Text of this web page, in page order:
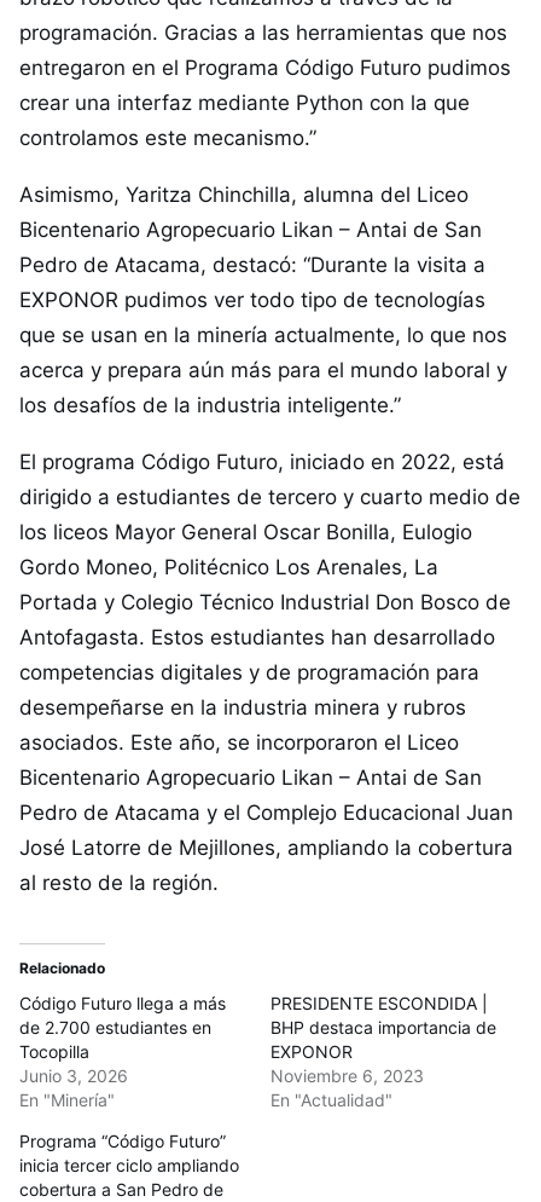
programación. Gracias a las herramientas que nos
entregaron en el Programa Código Futuro pudimos
crear una interfaz mediante Python con la que
controlamos este mecanismo.”
Asimismo, Yaritza Chinchilla, alumna del Liceo
Bicentenario Agropecuario Likan – Antai de San
Pedro de Atacama, destacó: “Durante la visita a
EXPONOR pudimos ver todo tipo de tecnologías
que se usan en la minería actualmente, lo que nos
acerca y prepara aún más para el mundo laboral y
los desafíos de la industria inteligente.”
El programa Código Futuro, iniciado en 2022, está
dirigido a estudiantes de tercero y cuarto medio de
los liceos Mayor General Oscar Bonilla, Eulogio
Gordo Moneo, Politécnico Los Arenales, La
Portada y Colegio Técnico Industrial Don Bosco de
Antofagasta. Estos estudiantes han desarrollado
competencias digitales y de programación para
desempeñarse en la industria minera y rubros
asociados. Este año, se incorporaron el Liceo
Bicentenario Agropecuario Likan – Antai de San
Pedro de Atacama y el Complejo Educacional Juan
José Latorre de Mejillones, ampliando la cobertura
al resto de la región.
Relacionado
Código Futuro llega a más
de 2.700 estudiantes en
Tocopilla
Junio 3, 2026
En "Minería"
PRESIDENTE ESCONDIDA |
BHP destaca importancia de
EXPONOR
Noviembre 6, 2023
En "Actualidad"
Programa “Código Futuro”
inicia tercer ciclo ampliando
cobertura a San Pedro de